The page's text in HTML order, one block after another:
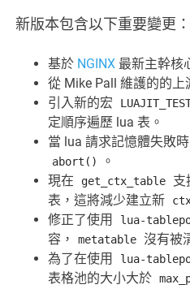
新版本包含以下重要變更：
基於 NGINX 最新主幹核
從 Mike Pall 維護的的上
引入新的宏
定順序遍歷 lua 表。
當 lua 請求記憶體失敗
abort()
。
現在
get_ctx_table 支
表，這將減少建立新
修正了使用
lua-
容，
metatable 沒有被
為了在使用
lua-
表格池的大小大於